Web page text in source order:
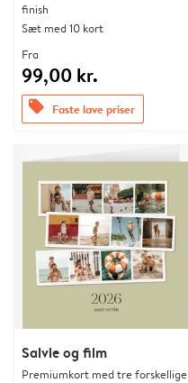
finish
Sæt med 10 kort
Fra
99,00 kr.
offers Faste lave priser
Salvie og film
Premiumkort med tre forskellige